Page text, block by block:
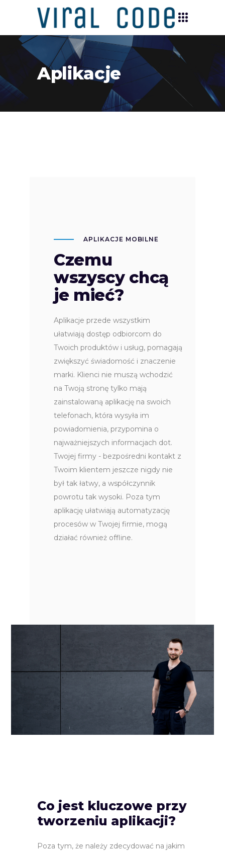
Aplikacje
APLIKACJE MOBILNE
Czemu
wszyscy chcą
je mieć?
Aplikacje przede wszystkim
ułatwiają dostęp odbiorcom do
Twoich produktów i usług, pomagają
zwiększyć świadomość i znaczenie
marki. Klienci nie muszą wchodzić
na Twoją stronę tylko mają
zainstalowaną aplikację na swoich
telefonach, która wysyła im
powiadomienia, przypomina o
najważniejszych informacjach dot.
Twojej firmy - bezpośredni kontakt z
Twoim klientem jeszcze nigdy nie
był tak łatwy, a współczynnik
powrotu tak wysoki. Poza tym
aplikację ułatwiają automatyzację
procesów w Twojej firmie, mogą
działać również offline.
Co jest kluczowe przy
tworzeniu aplikacji?
Poza tym, że należy zdecydować na jakim